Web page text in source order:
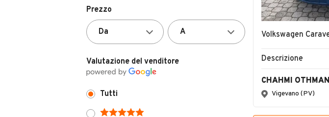
Prezzo
Valutazione del venditore
Tutti
Volkswagen
Descrizione
CHAHMI
Vigevano (PV)